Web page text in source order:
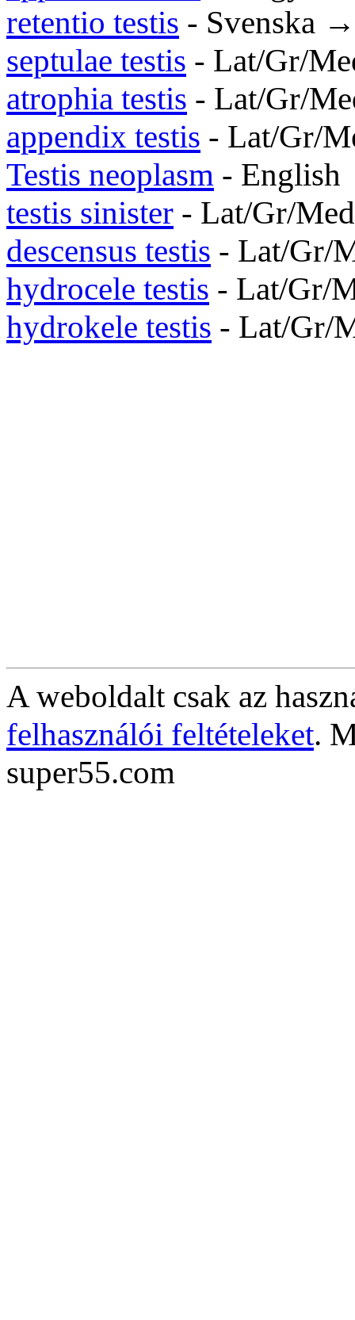
retentio testis - Svenska
septulae testis - Lat/Gr/
atrophia testis - Lat/Gr/
appendix testis - Lat/Gr/
Testis neoplasm -
testis sinister - Lat/Gr/
descensus testis - Lat/Gr/
hydrocele testis - Lat/Gr/
hydrokele testis - Lat/Gr/
A weboldalt csak az
felhasználói feltételeket.
super55.com